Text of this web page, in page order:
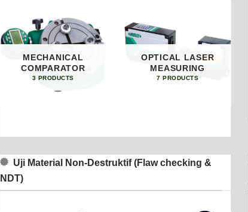
MECHANICAL
COMPARATOR
3 PRODUCTS
OPTICAL LASER
MEASURING
7 PRODUCTS
Uji Material Non-Destruktif (Flaw checking &
NDT)